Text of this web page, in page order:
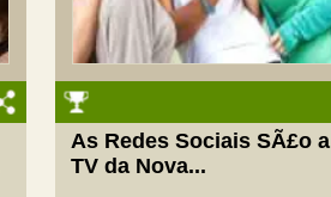
As Redes Sociais SÃ£o a
TV da Nova...